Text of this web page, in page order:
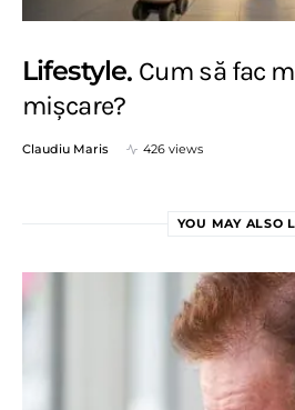
Lifestyle Cum să fac
mișcare?
Claudiu Maris 426 views
YOU MAY ALSO